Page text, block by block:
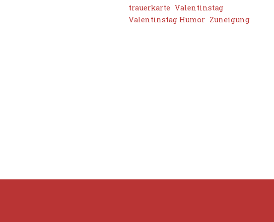
trauerkarte Valentinstag
Valentinstag Humor Zuneigung